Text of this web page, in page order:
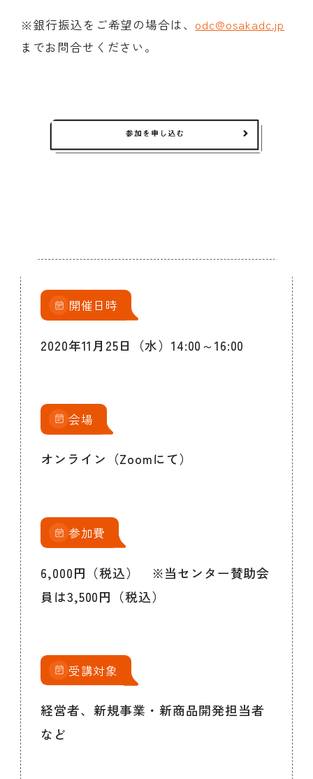
※銀行振込をご希望の場合は、 odc@osakadc.jp
までお問合せください。
開催日時
2020年11月25日（水）14:00～16:00
会場
オンライン（Zoomにて）
参加費
6,000円（税込） ※当センター賛助会
員は3,500円（税込）
受講対象
経営者、新規事業・新商品開発担当者
など